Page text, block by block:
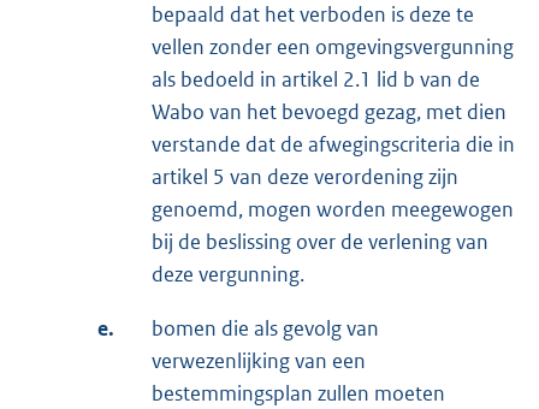
bepaald dat het verboden is deze te
vellen zonder een omgevingsvergunning
als bedoeld in artikel 2.1 lid b van de
Wabo van het bevoegd gezag, met dien
verstande dat de afwegingscriteria die in
artikel 5 van deze verordening zijn
genoemd, mogen worden meegewogen
bij de beslissing over de verlening van
deze vergunning.
e.
bomen die als gevolg van
verwezenlijking van een
bestemmingsplan zullen moeten